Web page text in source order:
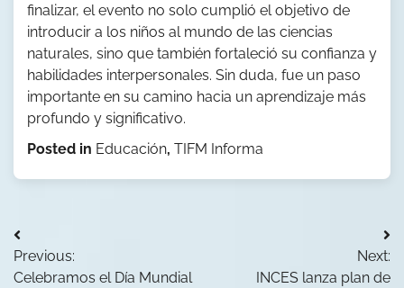
finalizar, el evento no solo cumplió el objetivo de
introducir a los niños al mundo de las ciencias
naturales, sino que también fortaleció su confianza y
habilidades interpersonales. Sin duda, fue un paso
importante en su camino hacia un aprendizaje más
profundo y significativo.
Posted in Educación, TIFM Informa
Navegación
de
Previous:
Celebramos el Día Mundial
Next:
INCES lanza plan de